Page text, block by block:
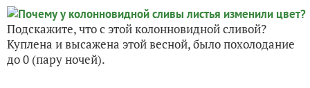
Подскажите, что с этой колонновидной сливой?
Куплена и высажена этой весной, было похолодание
до 0 (пару ночей).